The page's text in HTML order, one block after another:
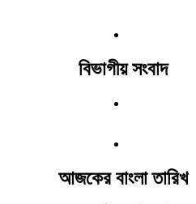
বিভাগীয় সংবাদ
আজকের বাংলা তারিখ